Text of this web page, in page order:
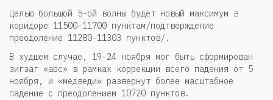
Целью большой 5-ой волны будет новый максимум в
коридоре 11500-11700 пунктам/подтверждение
преодоление 11280-11303 пунктов/.
В худшем случае, 19-24 ноября мог быть сформирован
зигзаг «abc» в рамках коррекции всего падения от 5
ноября, и «медведи» развернут более масштабное
падение с преодолением 10720 пунктов.